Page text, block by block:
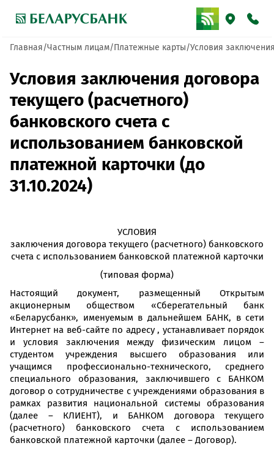
Главная Частным лицам Платежные карты Условия
Условия заключения договора
текущего (расчетного)
банковского счета с
использованием банковской
платежной карточки (до
31.10.2024)
УСЛОВИЯ
заключения договора текущего (расчетного) банковского
счета с использованием банковской платежной карточки
(типовая форма)
Настоящий документ, размещенный Открытым
акционерным обществом «Сберегательный банк
«Беларусбанк», именуемым в дальнейшем БАНК, в сети
Интернет на веб-сайте по адресу , устанавливает порядок
и условия заключения между физическим лицом –
студентом учреждения высшего образования или
учащимся профессионально-технического, среднего
специального образования, заключившего с БАНКОМ
договор о сотрудничестве с учреждениями образования в
рамках развития национальной системы образования
(далее – КЛИЕНТ), и БАНКОМ договора текущего
(расчетного) банковского счета с использованием
банковской платежной карточки (далее – Договор).